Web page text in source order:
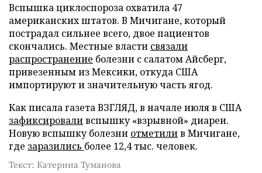
Вспышка циклоспороза охватила 47
американских штатов. В Мичигане, который
пострадал сильнее всего, двое пациентов
скончались. Местные власти связали
распространение болезни с салатом Айсберг,
привезенным из Мексики, откуда США
импортируют и значительную часть ягод.
Как писала газета ВЗГЛЯД, в начале июля в США
зафиксироваливспышку «взрывной» диареи.
Новую вспышку болезни отметилив Мичигане,
где заразились более 12,4 тыс. человек.
Текст: Катерина Туманова